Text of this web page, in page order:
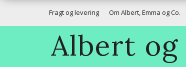
Fragt og levering Om Albert, Emma og Co.
Albert og